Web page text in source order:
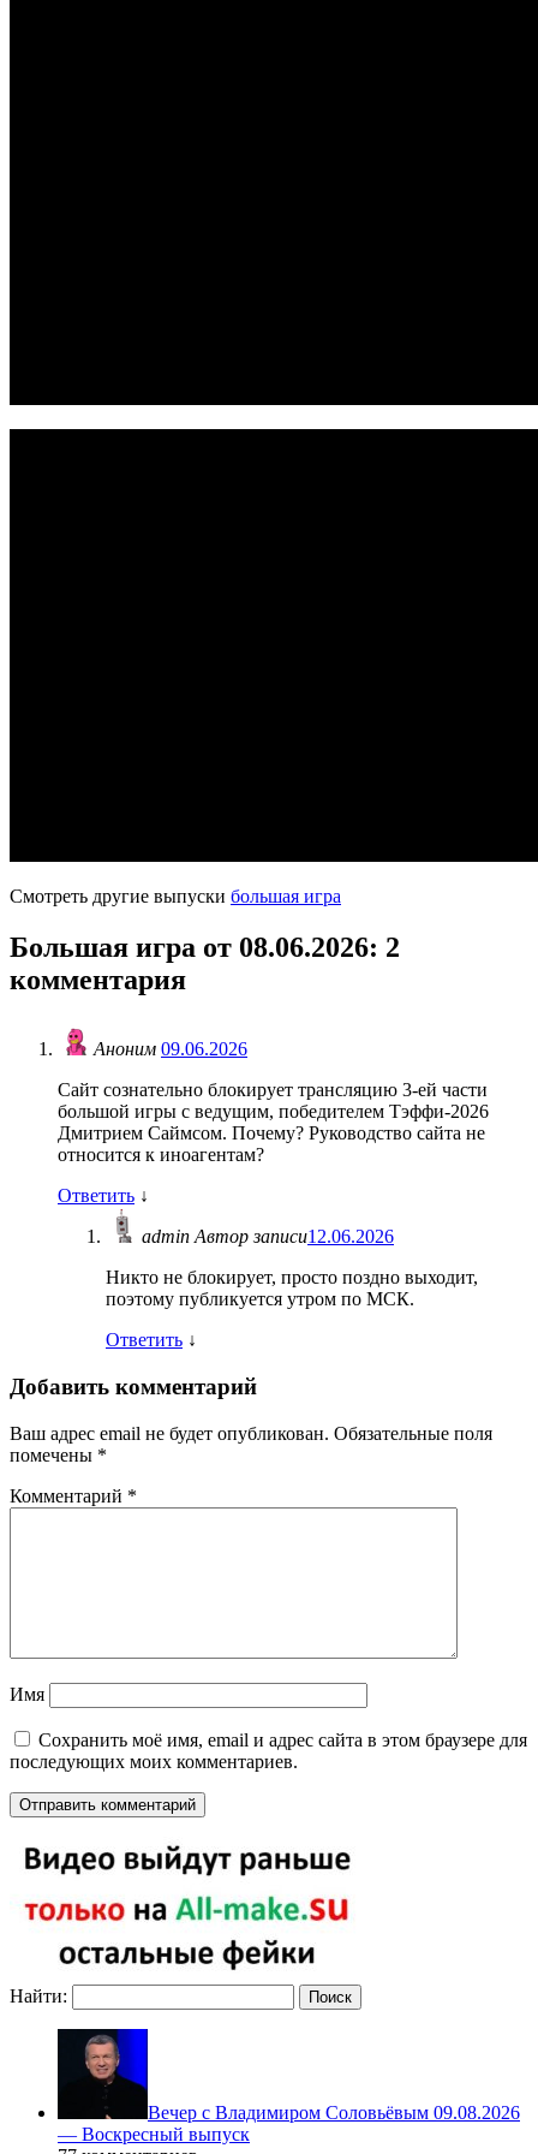
Смотреть другие выпуски большая игра
Большая игра от 08.06.2026: 2
комментария
Аноним 09.06.2026
Сайт сознательно блокирует трансляцию 3-ей части
большой игры с ведущим, победителем Тэффи-2026
Дмитрием Саймсом. Почему? Руководство сайта не
относится к иноагентам?
Ответить ↓
adminАвтор записи12.06.2026
Никто не блокирует, просто поздно выходит,
поэтому публикуется утром по МСК.
Ответить ↓
Добавить комментарий
Ваш адрес email не будет опубликован. Обязательные поля
помечены *
Комментарий *
Имя
Сохранить моё имя, email и адрес сайта в этом браузере для
последующих моих комментариев.
Найти:
Вечер с Владимиром Соловьёвым 09.08.2026
— Воскресный выпуск